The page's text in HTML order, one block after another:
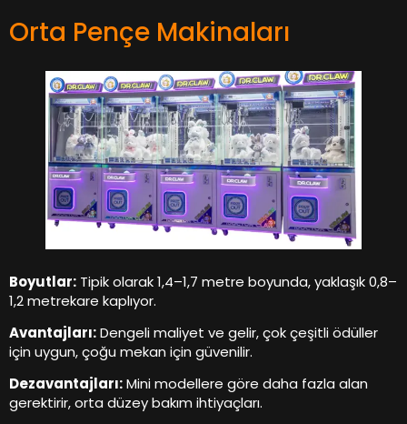
Orta Pençe Makinaları
Boyutlar: Tipik olarak 1,4–1,7 metre boyunda, yaklaşık 0,8–
1,2 metrekare kaplıyor.
Avantajları:Dengeli maliyet ve gelir, çok çeşitli ödüller
için uygun, çoğu mekan için güvenilir.
Dezavantajları:Mini modellere göre daha fazla alan
gerektirir, orta düzey bakım ihtiyaçları.